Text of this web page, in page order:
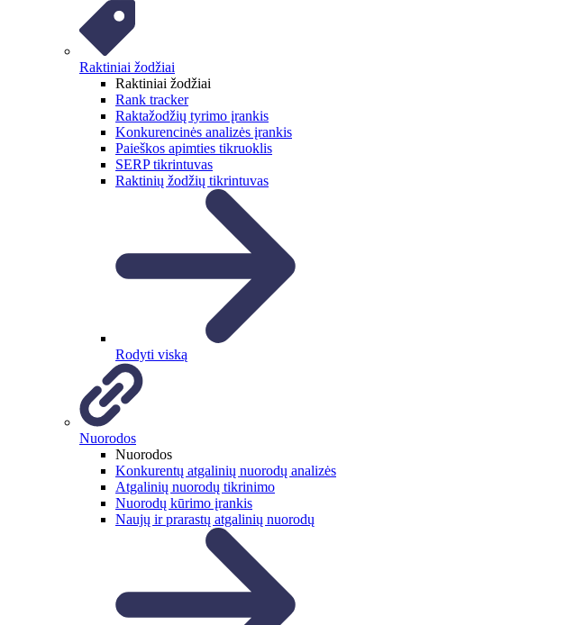
Raktiniai žodžiai
Raktiniai žodžiai
Rank tracker
Raktažodžių tyrimo įrankis
Konkurencinės analizės įrankis
Paieškos apimties tikruoklis
SERP tikrintuvas
Raktinių žodžių tikrintuvas
Rodyti viską
Nuorodos
Nuorodos
Konkurentų atgalinių nuorodų analizės
Atgalinių nuorodų tikrinimo
Nuorodų kūrimo įrankis
Naujų ir prarastų atgalinių nuorodų